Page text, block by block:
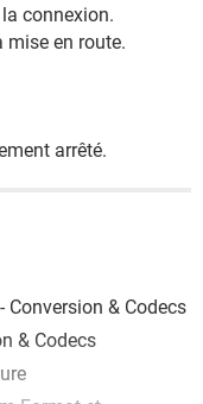
connexion.
en route.
arrêté.
Conversion & Codecs
& Codecs